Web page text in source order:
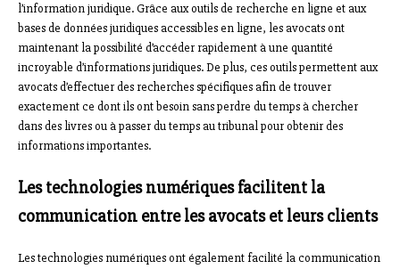
l’information juridique. Grâce aux outils de recherche en ligne et aux
bases de données juridiques accessibles en ligne, les avocats ont
maintenant la possibilité d’accéder rapidement à une quantité
incroyable d’informations juridiques. De plus, ces outils permettent aux
avocats d’effectuer des recherches spécifiques afin de trouver
exactement ce dont ils ont besoin sans perdre du temps à chercher
dans des livres ou à passer du temps au tribunal pour obtenir des
informations importantes.
Les technologies numériques facilitent la
communication entre les avocats et leurs clients
Les technologies numériques ont également facilité la communication